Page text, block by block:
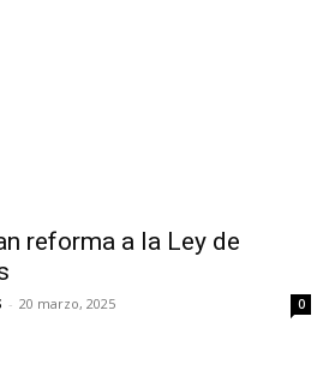
reforma a la Ley de
- 20 marzo, 2025 0